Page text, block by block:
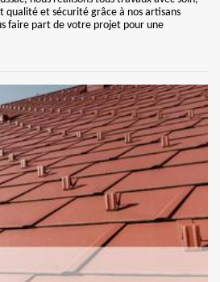
et sécurité grâce à nos artisans
faire part de votre projet pour une